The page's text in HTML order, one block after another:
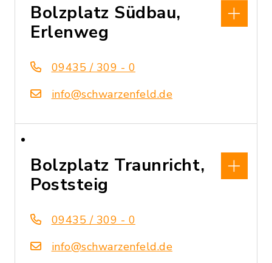
Bolzplatz Südbau,
Erlenweg
09435 / 309 - 0
info@schwarzenfeld.de
Bolzplatz Traunricht,
Poststeig
09435 / 309 - 0
info@schwarzenfeld.de